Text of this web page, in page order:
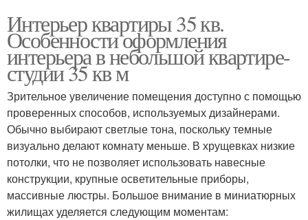
Интерьер квартиры 35 кв.
Особенности оформления
интерьера в небольшой квартире-
студии 35 кв м
Зрительное увеличение помещения доступно с помощью
проверенных способов, используемых дизайнерами.
Обычно выбирают светлые тона, поскольку темные
визуально делают комнату меньше. В хрущевках низкие
потолки, что не позволяет использовать навесные
конструкции, крупные осветительные приборы,
массивные люстры. Большое внимание в миниатюрных
жилищах уделяется следующим моментам: